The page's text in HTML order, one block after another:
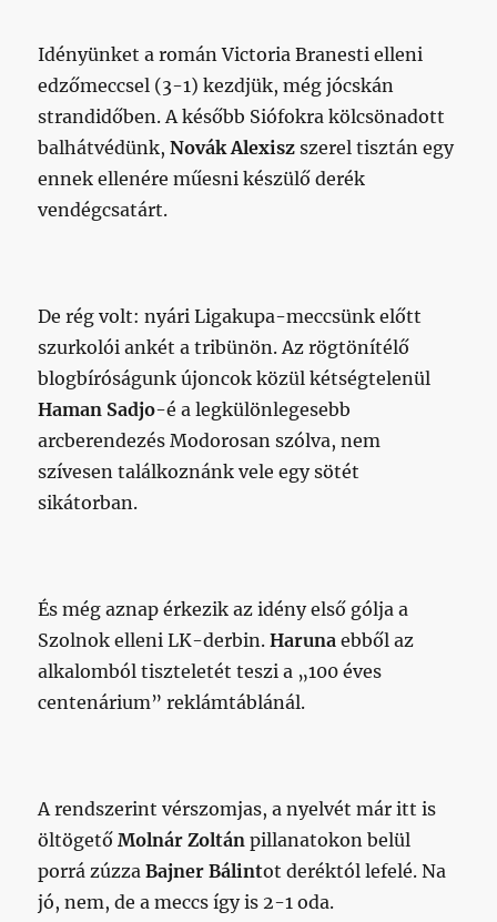
Idényünket a román Victoria Branesti elleni
edzőmeccsel (3-1) kezdjük, még jócskán
strandidőben. A később Siófokra kölcsönadott
balhátvédünk,Novák Alexisz szerel tisztán egy
ennek ellenére műesni készülő derék
vendégcsatárt.
De rég volt: nyári Ligakupa-meccsünk előtt
szurkolói ankét a tribünön. Az rögtönítélő
blogbíróságunk újoncok közül kétségtelenül
Haman Sadjo-é a legkülönlegesebb
arcberendezés Modorosan szólva, nem
szívesen találkoznánk vele egy sötét
sikátorban.
És még aznap érkezik az idény első gólja a
Szolnok elleni LK-derbin.Haruna ebből az
alkalomból tiszteletét teszi a „100 éves
centenárium” reklámtáblánál.
A rendszerint vérszomjas, a nyelvét már itt is
öltögetőMolnár Zoltán pillanatokon belül
porrá zúzzaBajner Bálintot deréktól lefelé. Na
jó, nem, de a meccs így is 2-1 oda.